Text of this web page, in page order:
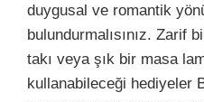
duygusal ve romantik
bulundurmalısınız. Zarif
takı veya şık bir masa
kullanabileceği hediyeler